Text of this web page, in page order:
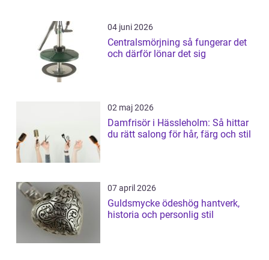
04 juni 2026
Centralsmörjning så fungerar det
och därför lönar det sig
02 maj 2026
Damfrisör i Hässleholm: Så hittar
du rätt salong för hår, färg och stil
07 april 2026
Guldsmycke ödeshög hantverk,
historia och personlig stil